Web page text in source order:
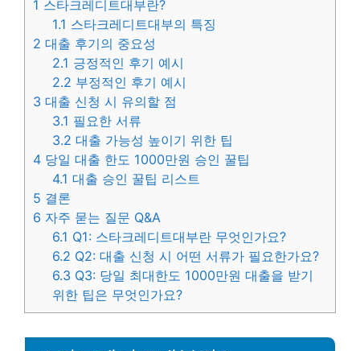
1 스타크레디트대부란?
1.1 스타크레디트대부의 특징
2 대출 후기의 중요성
2.1 긍정적인 후기 예시
2.2 부정적인 후기 예시
3 대출 신청 시 유의할 점
3.1 필요한 서류
3.2 대출 가능성 높이기 위한 팁
4 당일 대출 한도 1000만원 승인 꿀팁
4.1 대출 승인 꿀팁 리스트
5 결론
6 자주 묻는 질문 Q&A
6.1 Q1: 스타크레디트대부란 무엇인가요?
6.2 Q2: 대출 신청 시 어떤 서류가 필요한가요?
6.3 Q3: 당일 최대한도 1000만원 대출을 받기
위한 팁은 무엇인가요?